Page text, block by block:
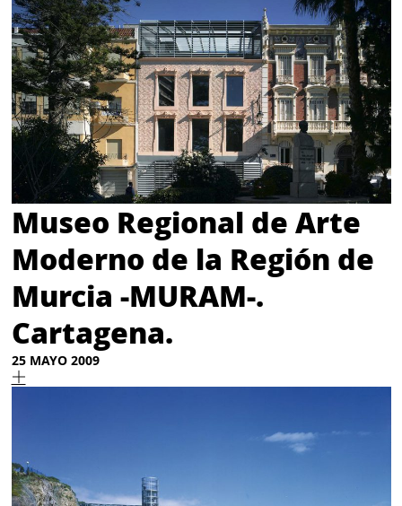
Museo Regional de Arte
Moderno de la Región de
Murcia -MURAM-.
Cartagena.
25 MAYO 2009